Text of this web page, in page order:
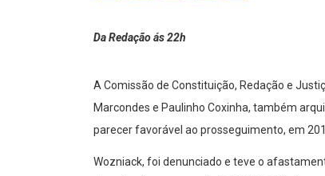
Da Redação ás 22h
A Comissão de Constituição, Redação e
Marcondes e Paulinho Coxinha, também
parecer favorável ao prosseguimento, em
Wozniack, foi denunciado e teve o